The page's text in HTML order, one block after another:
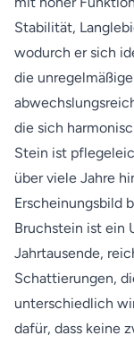
Stabilität,
wodurch er sich
die
die sich
Stein ist
über viele Jahre
Erscheinungsbild
Bruchstein ist ein
Jahrtausende,
Schattierungen,
unterschiedlich
dafür, dass keine